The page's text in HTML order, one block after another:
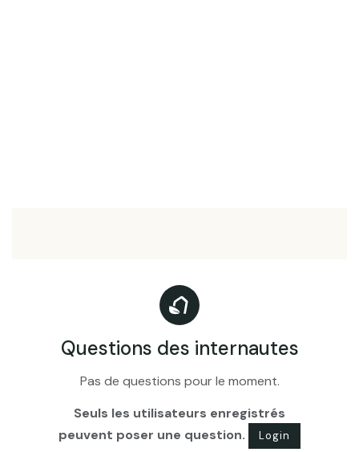
Questions des internautes
Pas de questions pour le moment.
Seuls les utilisateurs enregistrés
peuvent poser une question.
Login